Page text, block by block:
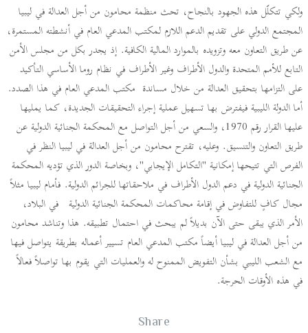
ولكي تتكلّل هذه الجهود بالنجاح، تحث منظمة محامون من أجل العدالة في ليبيا
المجتمع الدولي على تقديم الدعم اللازم لمكتب المدعي العام في أنشطته المستمرة،
عن طريق التعاون معه وتزويده بالموارد المالية الكافية. إذ يجدر بكل من مجلس الأمن
التابع للأمم المتحدة والدول الأطراف وغير الأطراف في نظام روما الأساسي التأكيد
على التزامها بتحقيق العدالة من خلال مساندة مكتب المدعي العام في هذا الصدد.
أما الدولة الليبية فيفترض بها تسهيل عملية إجراء التحقيقات الجديدة، كما يمليها
عليها القرار رقم 1970، والسعي من أجل التواصل مع المحكمة الجنائية الدولية عن
طريق التعاون والتنسيق. وعليه، تقترح محامون من أجل العدالة في ليبيا النظر في
الفرص التي تتيحها إمكانية "التكامل الإيجابي"، وبخاصة الدور الذي تؤديه المحكمة
الجنائية الدولية في دعم الدول الأطراف في ملاحقاتها للجرائم الدولية. فأمام ليبيا مثلاً
مجال كافٍ للتفاوض في إقامة محاكمات المحكمة الجنائية الدولية في البلاد،
الأمر الذي يبقى حتى الآن بديلاً لم يبحث في احتمال تطبيقه. هذا وتناشد محامون
من أجل العدالة في ليبيا أيضاً مكتب المدعي العام تسيير أعماله بطريقة يتواصل فيها
مع الشعب الليبي بشأن التفويض الممنوح له والعمليات التي يقوم بها تواصلاً فعالاً
في هذه الأوقات الحرجة.
Share